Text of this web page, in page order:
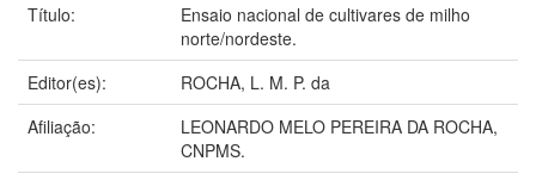
Título:
Ensaio nacional de cultivares de milho
norte/nordeste.
Editor(es):
ROCHA, L. M. P. da
Afiliação:
LEONARDO MELO PEREIRA DA ROCHA,
CNPMS.